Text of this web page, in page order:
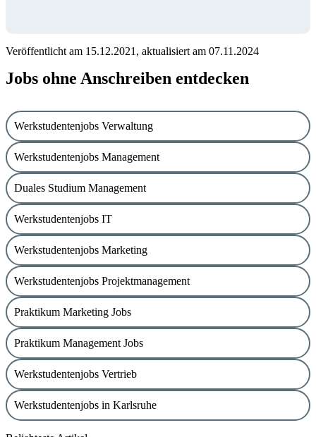
Veröffentlicht am 15.12.2021, aktualisiert am 07.11.2024
Jobs ohne Anschreiben entdecken
Werkstudentenjobs Verwaltung
Werkstudentenjobs Management
Duales Studium Management
Werkstudentenjobs IT
Werkstudentenjobs Marketing
Werkstudentenjobs Projektmanagement
Praktikum Marketing Jobs
Praktikum Management Jobs
Werkstudentenjobs Vertrieb
Werkstudentenjobs in Karlsruhe